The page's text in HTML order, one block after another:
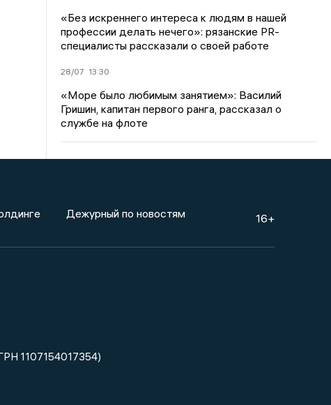
«Без искреннего интереса к людям в нашей
профессии делать нечего»: рязанские PR-
специалисты рассказали о своей работе
28/07 13:30
«Море было любимым занятием»: Василий
Гришин, капитан первого ранга, рассказал о
службе на флоте
Дежурный по новостям 16+
1107154017354)